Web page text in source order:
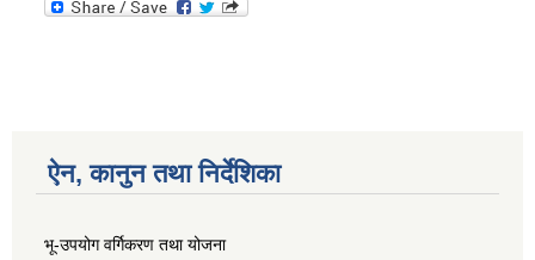
ऐन, कानुन तथा निर्देशिका
भू-उपयोग वर्गिकरण तथा योजना